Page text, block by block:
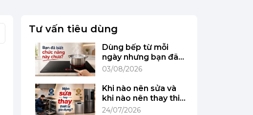
Tư vấn tiêu dùng
Dùng bếp từ mỗi
ngày nhưng bạn đã
biết chức năng này
03/08/2026
Khi nào nên sửa và
khi nào nên thay thiết
bị gia dụng?
24/07/2026